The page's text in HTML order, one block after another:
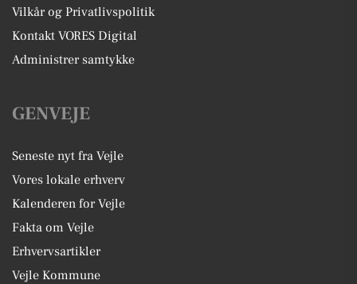
Vilkår og Privatlivspolitik
Kontakt VORES Digital
Administrer samtykke
GENVEJE
Seneste nyt fra Vejle
Vores lokale erhverv
Kalenderen for Vejle
Fakta om Vejle
Erhvervsartikler
Vejle Kommune